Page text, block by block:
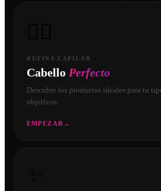
RUTINA CAPILAR
Cabello Perfecto
Descubre los productos ideales para tu
objetivos.
EMPEZAR →